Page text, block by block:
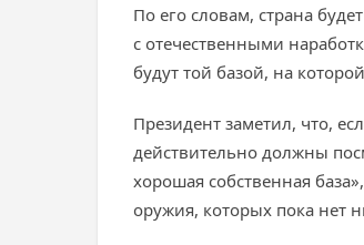
По его словам, страна
с отечественными
будут той базой, на
Президент заметил, что,
действительно должны
хорошая собственная
оружия, которых пока нет